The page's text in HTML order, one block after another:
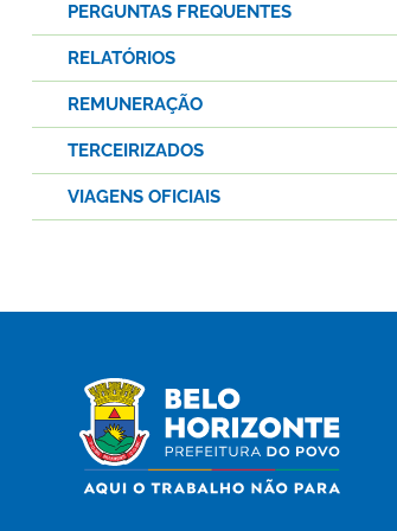
PERGUNTAS FREQUENTES
RELATÓRIOS
REMUNERAÇÃO
TERCEIRIZADOS
VIAGENS OFICIAIS